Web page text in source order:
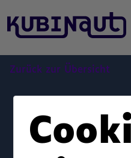
Zurück zur Übersicht